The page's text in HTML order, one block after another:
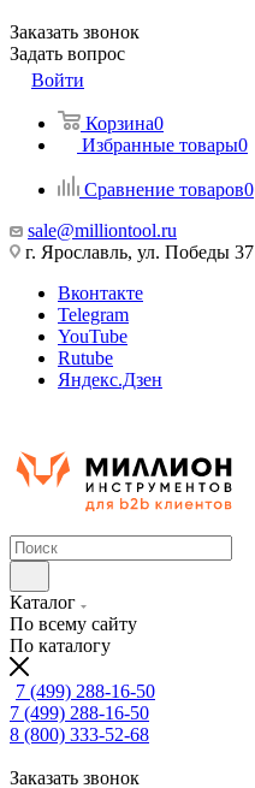
Заказать звонок
Задать вопрос
Войти
Корзина0
Избранные товары0
Сравнение товаров0
sale@milliontool.ru
г. Ярославль, ул. Победы 37
Вконтакте
Telegram
YouTube
Rutube
Яндекс.Дзен
Каталог
По всему сайту
По каталогу
7 (499) 288-16-50
7 (499) 288-16-50
8 (800) 333-52-68
Заказать звонок